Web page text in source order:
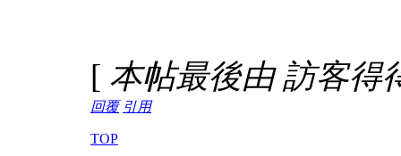
[ 本帖最後由 訪客得
回覆 引用
TOP